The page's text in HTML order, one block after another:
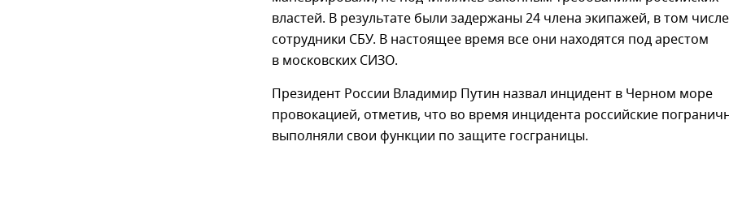
властей. В результате были задержаны 24 члена экипажей, в том числе
сотрудники СБУ. В настоящее время все они находятся под арестом
в московских СИЗО.
Президент России Владимир Путин назвал инцидент в Черном море
провокацией, отметив, что во время инцидента российские
выполняли свои функции по защите госграницы.